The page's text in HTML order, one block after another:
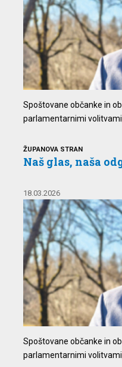
Spoštovane občanke in
parlamentarnimi
ŽUPANOVA STRAN
Naš glas, naša
18.03.2026
Spoštovane občanke in
parlamentarnimi